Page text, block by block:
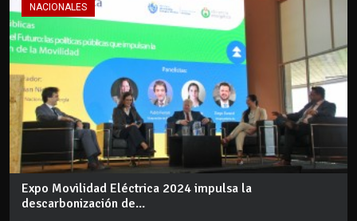
NACIONALES
Expo Movilidad Eléctrica 2024 impulsa la
descarbonización de...